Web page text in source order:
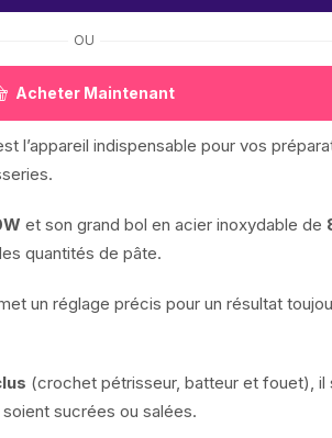
OU
Acheter Maintenant
l’appareil indispensable pour vos
et son grand bol en acier inoxydable de
quantités de pâte.
un réglage précis pour un résultat
(crochet pétrisseur, batteur et fouet), il
sucrées ou salées.